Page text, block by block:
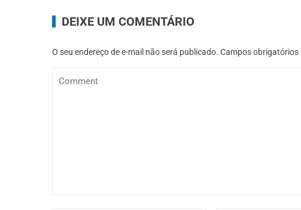
DEIXE UM COMENTÁRIO
O seu endereço de e-mail não será publicado. Campos